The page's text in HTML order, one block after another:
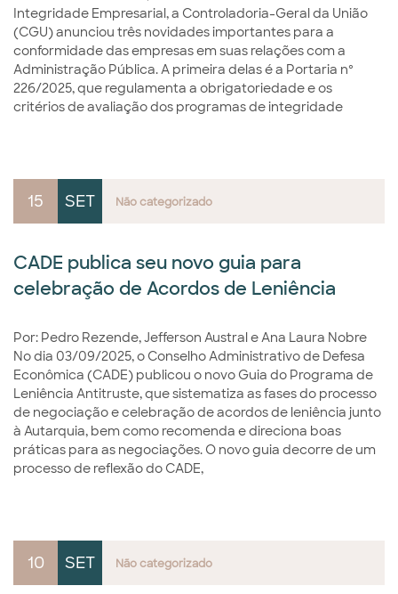
Integridade Empresarial, a Controladoria-Geral da União
(CGU) anunciou três novidades importantes para a
conformidade das empresas em suas relações com a
Administração Pública. A primeira delas é a Portaria nº
226/2025, que regulamenta a obrigatoriedade e os
critérios de avaliação dos programas de integridade
15 SET Não categorizado
CADE publica seu novo guia para
celebração de Acordos de Leniência
Por: Pedro Rezende, Jefferson Austral e Ana Laura Nobre
No dia 03/09/2025, o Conselho Administrativo de Defesa
Econômica (CADE) publicou o novo Guia do Programa de
Leniência Antitruste, que sistematiza as fases do processo
de negociação e celebração de acordos de leniência junto
à Autarquia, bem como recomenda e direciona boas
práticas para as negociações. O novo guia decorre de um
processo de reflexão do CADE,
10 SET Não categorizado